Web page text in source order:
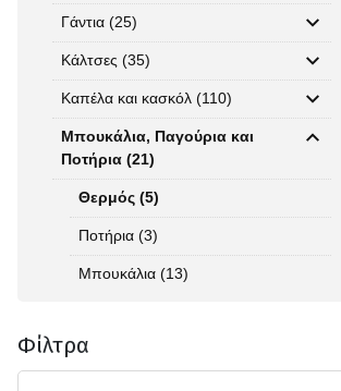
Γάντια (25)
Κάλτσες (35)
Καπέλα και κασκόλ (110)
Μπουκάλια, Παγούρια και
Ποτήρια (21)
Θερμός (5)
Ποτήρια (3)
Μπουκάλια (13)
Φίλτρα